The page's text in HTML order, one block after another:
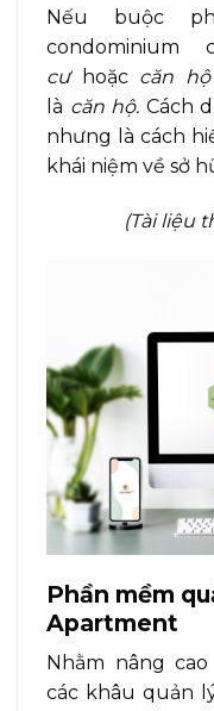
Nếu buộc
cư hoặc căn
là căn hộ. Cách
nhưng là cách
khái niệm về sở
(Tài liệu
Phần mềm
Apartment
Nhằm nâng
các khâu quản